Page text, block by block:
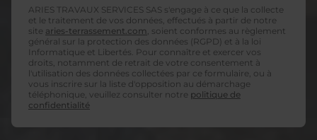
ARIES TRAVAUX SERVICES SAS s'engage à ce que la collecte
et le traitement de vos données, effectués à partir de notre
site aries-terrassement.com , soient conformes au règlement
général sur la protection des données (RGPD) et à la loi
Informatique et Libertés. Pour connaître et exercer vos
droits, notamment de retrait de votre consentement à
l'utilisation des données collectées par ce formulaire, ou à
vous inscrire sur la liste d'opposition au démarchage
téléphonique, veuillez consulter notre politique de
confidentialité